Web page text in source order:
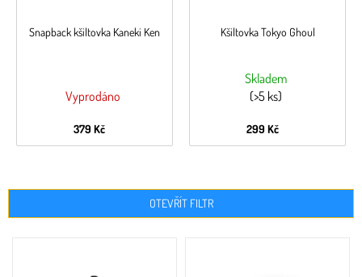
Snapback kšiltovka Kaneki Ken
Vyprodáno
379 Kč
Kšiltovka Tokyo Ghoul
Skladem
(>5 ks)
299 Kč
OTEVŘÍT FILTR